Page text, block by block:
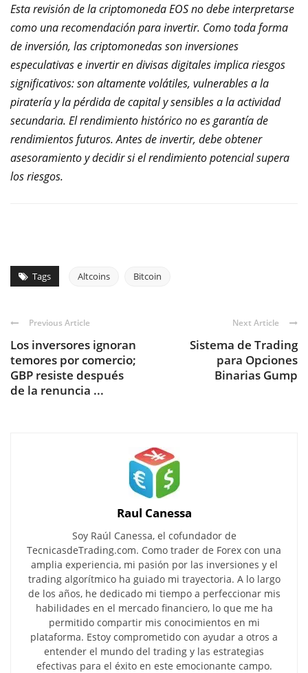
Esta revisión de la criptomoneda EOS no debe interpretarse
como una recomendación para invertir. Como toda forma
de inversión, las criptomonedas son inversiones
especulativas e invertir en divisas digitales implica riesgos
significativos: son altamente volátiles, vulnerables a la
piratería y la pérdida de capital y sensibles a la actividad
secundaria. El rendimiento histórico no es garantía de
rendimientos futuros. Antes de invertir, debe obtener
asesoramiento y decidir si el rendimiento potencial supera
los riesgos.
Tags Altcoins Bitcoin
Previous Article
Los inversores ignoran
temores por comercio;
GBP resiste después
de la renuncia ...
Next Article
Sistema de Trading
para Opciones
Binarias Gump
Raul Canessa
Soy Raúl Canessa, el cofundador de
TecnicasdeTrading.com. Como trader de Forex con una
amplia experiencia, mi pasión por las inversiones y el
trading algorítmico ha guiado mi trayectoria. A lo largo
de los años, he dedicado mi tiempo a perfeccionar mis
habilidades en el mercado financiero, lo que me ha
permitido compartir mis conocimientos en mi
plataforma. Estoy comprometido con ayudar a otros a
entender el mundo del trading y las estrategias
efectivas para el éxito en este emocionante campo.